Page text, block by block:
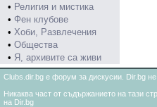
• Религия и мистика
• Фен клубове
• Хоби, Развлечения
• Общества
• Я, архивите са живи
Clubs.dir.bg е форум за дискусии. Dir.bg
Никаква част от съдържанието на тази
на Dir.bg